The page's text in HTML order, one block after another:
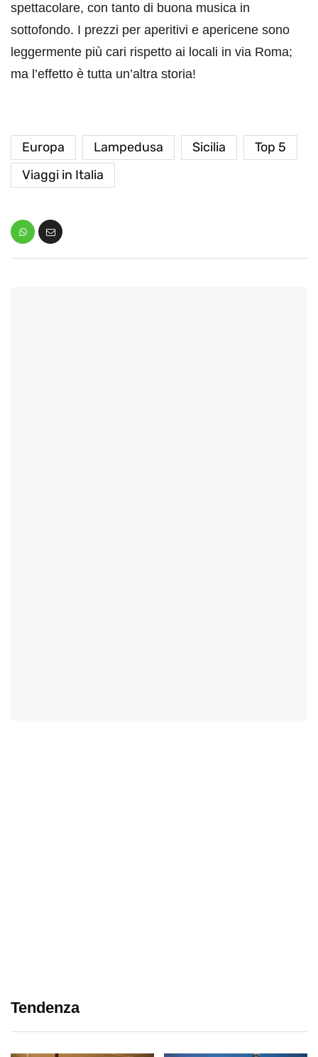
spettacolare, con tanto di buona musica in
sottofondo. I prezzi per aperitivi e apericene sono
leggermente più cari rispetto ai locali in via Roma;
ma l’effetto è tutta un’altra storia!
Europa Lampedusa Sicilia
Top 5
Viaggi in Italia
Tendenza